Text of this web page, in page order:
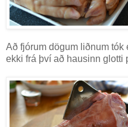
Að fjórum dögum liðnum
ekki frá því að hausinn glotti